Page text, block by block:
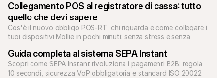
Collegamento POS al registratore di cassa: tutto
quello che devi sapere
Cos'è il nuovo obbligo POS-RT, chi riguarda e come collegare i
tuoi dispositivi Mollie in pochi minuti: senza stress e senza
Guida completa al sistema SEPA Instant
Scopri come SEPA Instant rivoluziona i pagamenti B2B: regola
10 secondi, sicurezza VoP obbligatoria e standard ISO 20022.